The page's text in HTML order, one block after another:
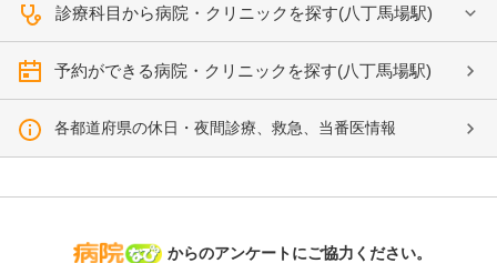
診療科目から病院・クリニックを探す(八丁馬場駅)
予約ができる病院・クリニックを探す(八丁馬場駅)
各都道府県の休日・夜間診療、救急、当番医情報
病院なび
からのアンケートにご協力ください。